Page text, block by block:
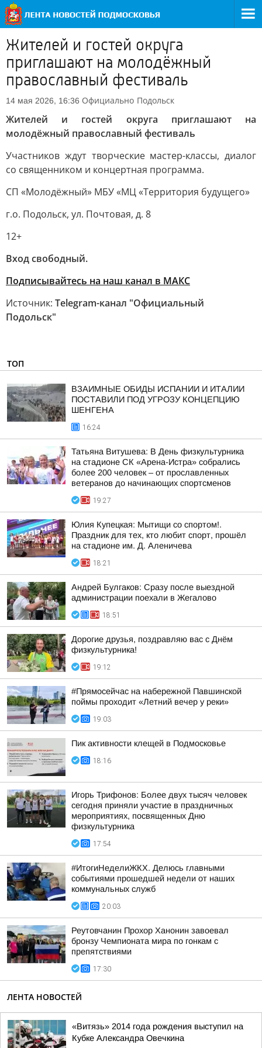
Жителей и гостей округа
приглашают на молодёжный
православный фестиваль
14 мая 2026, 16:36 Официально Подольск
Жителей и гостей округа приглашают на
молодёжный православный фестиваль
Участников ждут творческие мастер-классы, диалог
со священником и концертная программа.
СП «Молодёжный» МБУ «МЦ «Территория будущего»
г.о. Подольск, ул. Почтовая, д. 8
12+
Вход свободный.
Подписывайтесь на наш канал в МАКС
Источник: Telegram-канал "Официальный
Подольск"
ТОП
ВЗАИМНЫЕ ОБИДЫ ИСПАНИИ И ИТАЛИИ
ПОСТАВИЛИ ПОД УГРОЗУ КОНЦЕПЦИЮ
ШЕНГЕНА
16:24
Татьяна Витушева: В День физкультурника
на стадионе СК «Арена-Истра» собрались
более 200 человек – от прославленных
ветеранов до начинающих спортсменов
19:27
Юлия Купецкая: Мытищи со спортом!.
Праздник для тех, кто любит спорт, прошёл
на стадионе им. Д. Аленичева
18:21
Андрей Булгаков: Сразу после выездной
администрации поехали в Жегалово
18:51
Дорогие друзья, поздравляю вас с Днём
физкультурника!
19:12
#Прямосейчас на набережной Павшинской
поймы проходит «Летний вечер у реки»
19:03
Пик активности клещей в Подмосковье
18:16
Игорь Трифонов: Более двух тысяч человек
сегодня приняли участие в праздничных
мероприятиях, посвященных Дню
физкультурника
17:54
#ИтогиНеделиЖКХ. Делюсь главными
событиями прошедшей недели от наших
коммунальных служб
20:03
Реутовчанин Прохор Ханонин завоевал
бронзу Чемпионата мира по гонкам с
препятствиями
17:30
ЛЕНТА НОВОСТЕЙ
«Витязь» 2014 года рождения выступил на
Кубке Александра Овечкина